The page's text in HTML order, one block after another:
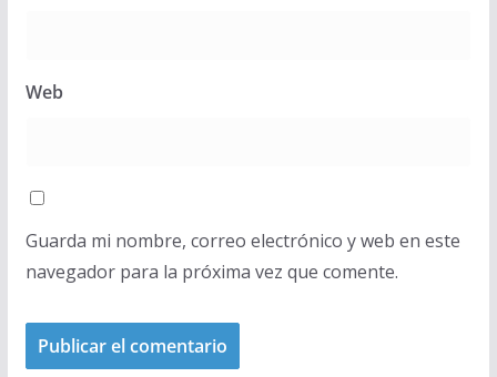
Web
Guarda mi nombre, correo electrónico y web en este
navegador para la próxima vez que comente.